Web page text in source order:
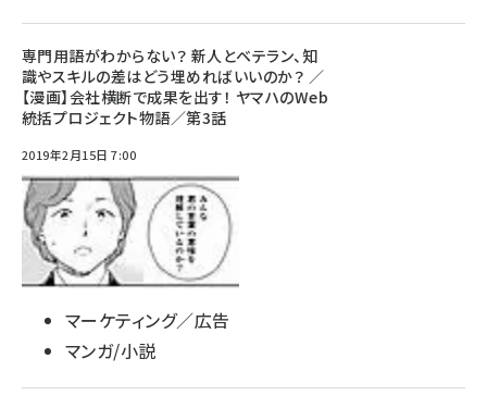
専門用語がわからない？ 新人とベテラン、知
識やスキルの差はどう埋めればいいのか？ ／
【漫画】会社横断で成果を出す！ ヤマハのWeb
統括プロジェクト物語／第3話
2019年2月15日 7:00
マーケティング／広告
マンガ/小説